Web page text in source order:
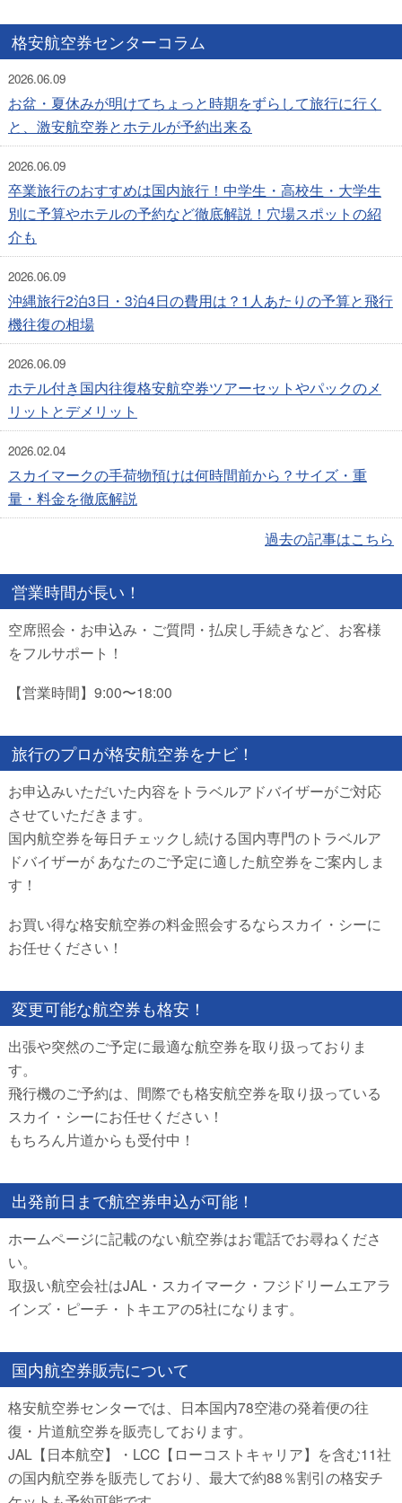
格安航空券センターコラム
2026.06.09
お盆・夏休みが明けてちょっと時期をずらして旅行に行く
と、激安航空券とホテルが予約出来る
2026.06.09
卒業旅行のおすすめは国内旅行！中学生・高校生・大学生
別に予算やホテルの予約など徹底解説！穴場スポットの紹
介も
2026.06.09
沖縄旅行2泊3日・3泊4日の費用は？1人あたりの予算と飛行
機往復の相場
2026.06.09
ホテル付き国内往復格安航空券ツアーセットやパックのメ
リットとデメリット
2026.02.04
スカイマークの手荷物預けは何時間前から？サイズ・重
量・料金を徹底解説
過去の記事はこちら
営業時間が長い！
空席照会・お申込み・ご質問・払戻し手続きなど、お客様
をフルサポート！
【営業時間】9:00〜18:00
旅行のプロが格安航空券をナビ！
お申込みいただいた内容をトラベルアドバイザーがご対応
させていただきます。
国内航空券を毎日チェックし続ける国内専門のトラベルア
ドバイザーが あなたのご予定に適した航空券をご案内しま
す！
お買い得な格安航空券の料金照会するならスカイ・シーに
お任せください！
変更可能な航空券も格安！
出張や突然のご予定に最適な航空券を取り扱っておりま
す。
飛行機のご予約は、間際でも格安航空券を取り扱っている
スカイ・シーにお任せください！
もちろん片道からも受付中！
出発前日まで航空券申込が可能！
ホームページに記載のない航空券はお電話でお尋ねくださ
い。
取扱い航空会社はJAL・スカイマーク・フジドリームエアラ
インズ・ピーチ・トキエアの5社になります。
国内航空券販売について
格安航空券センターでは、日本国内78空港の発着便の往
復・片道航空券を販売しております。
JAL【日本航空】・LCC【ローコストキャリア】を含む11社
の国内航空券を販売しており、最大で約88％割引の格安チ